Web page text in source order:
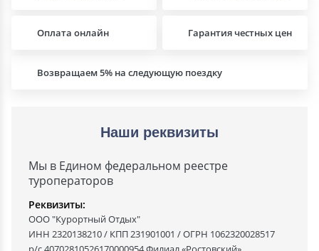
Возвращаем 5% на следующую поездку
Оплата онлайн Гарантия честных цен
Наши реквизиты
Мы в Едином федеральном реестре
туроператоров
Реквизиты:
ООО "Курортный Отдых"
ИНН 2320138210 / КПП 231901001 / ОГРН 1062320028517